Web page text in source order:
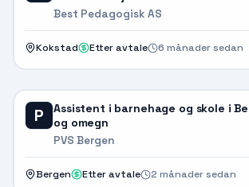
Best Pedagogisk AS
Kokstad Etter avtale 6 månader sedan
P
Assistent i barnehage og skole i
og omegn
PVS Bergen
Bergen Etter avtale 2 månader sedan